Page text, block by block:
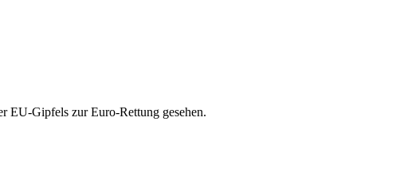
EU-Gipfels zur Euro-Rettung gesehen.